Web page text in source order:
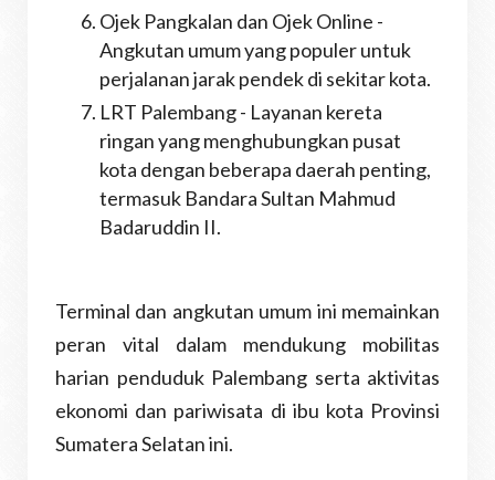
Ojek Pangkalan dan Ojek Online -
Angkutan umum yang populer untuk
perjalanan jarak pendek di sekitar kota.
LRT Palembang - Layanan kereta
ringan yang menghubungkan pusat
kota dengan beberapa daerah penting,
termasuk Bandara Sultan Mahmud
Badaruddin II.
Terminal dan angkutan umum ini memainkan
peran vital dalam mendukung mobilitas
harian penduduk Palembang serta aktivitas
ekonomi dan pariwisata di ibu kota Provinsi
Sumatera Selatan ini.